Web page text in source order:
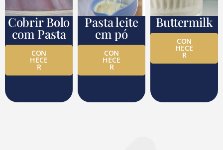
Cobrir Bolo
com Pasta
CON
HECE
R
Pasta leite
em pó
CON
HECE
R
Buttermilk
CON
HECE
R